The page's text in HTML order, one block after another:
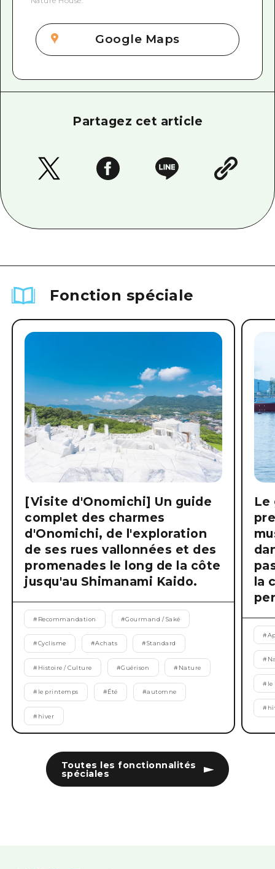
Google Maps
Partagez cet article
Fonction spéciale
Toutes les fonctionnalités
spéciales
[Visite d'Onomichi] Un guide
complet des charmes
d'Onomichi, de l'exploration
de ses rues vallonnées et des
promenades le long de la côte
jusqu'au Shimanami Kaido.
# Recommandation #Gourmand / Saké
#Cyclisme #Achats #Standard
# Histoire / Culture #Guérison # Nature
# le printemps #Été #automne
# hiver
Le
la
#
#
# le
#